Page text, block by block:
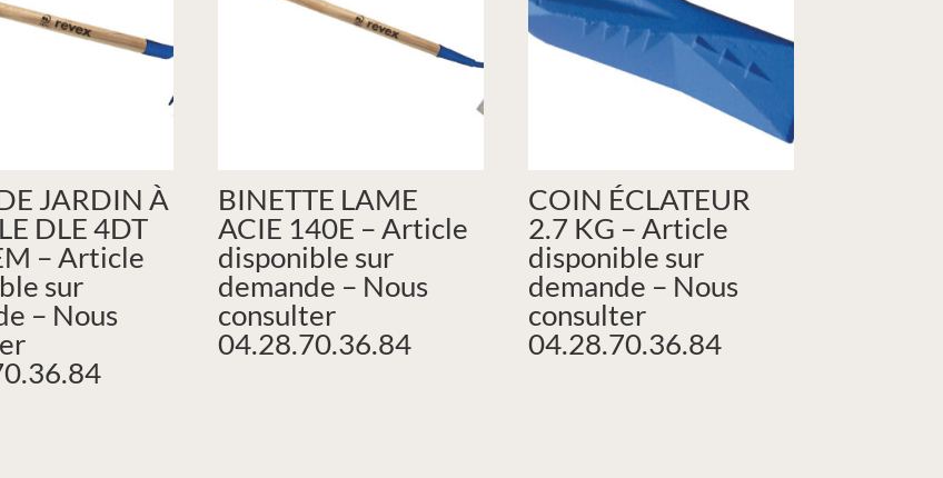
JARDIN À
DLE 4DT
– Article
sur
– Nous
BINETTE LAME
ACIE 140E – Article
disponible sur
demande – Nous
consulter
04.28.70.36.84
COIN ÉCLATEUR
2.7 KG – Article
disponible sur
demande – Nous
consulter
04.28.70.36.84